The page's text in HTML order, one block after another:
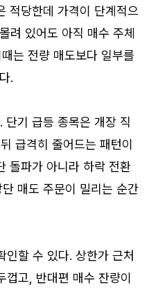
적당한데 가격이 단계적으
려 있어도 아직 매수 주체
는 전량 매도보다 일부를
.
단기 급등 종목은 개장 직
급격히 줄어드는 패턴이
돌파가 아니라 하락 전환
매도 주문이 밀리는 순간
인할 수 있다. 상한가 근처
고, 반대편 매수 잔량이